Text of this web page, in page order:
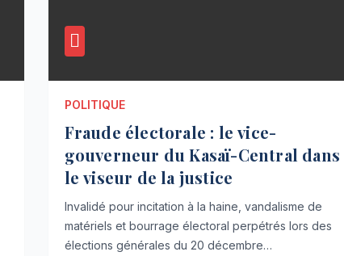
POLITIQUE
Fraude électorale : le vice-
gouverneur du Kasaï-Central dans
le viseur de la justice
Invalidé pour incitation à la haine, vandalisme de
matériels et bourrage électoral perpétrés lors des
élections générales du 20 décembre…